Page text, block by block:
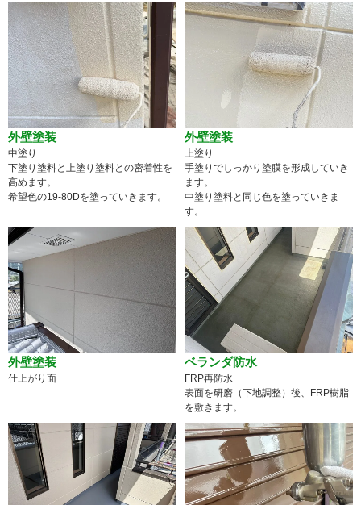
外壁塗装
中塗り
下塗り塗料と上塗り塗料との密着性を
高めます。
希望色の19-80Dを塗っていきます。
外壁塗装
上塗り
手塗りでしっかり塗膜を形成していき
ます。
中塗り塗料と同じ色を塗っていきま
す。
外壁塗装
仕上がり面
ベランダ防水
FRP再防水
表面を研磨（下地調整）後、FRP樹脂
を敷きます。